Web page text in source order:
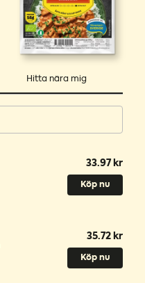
Hitta nära mig
33.97 kr
Köp nu
35.72 kr
Köp nu